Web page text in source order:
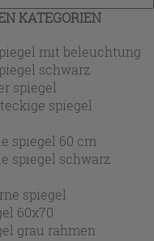
KATEGORIEN
mit beleuchtung
schwarz
spiegel
spiegel
spiegel 60 cm
spiegel schwarz
spiegel
60x70
grau rahmen